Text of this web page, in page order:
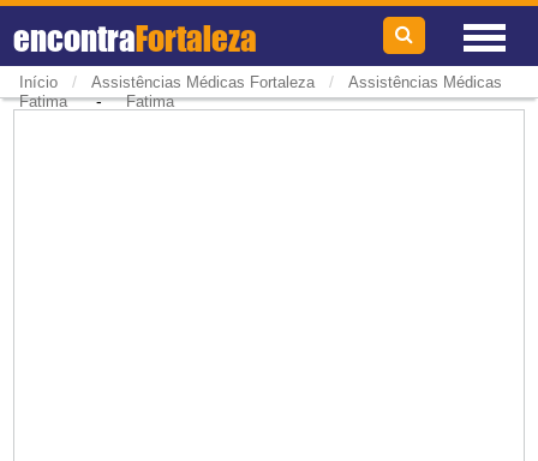
encontraFortaleza
Início / Assistências Médicas Fortaleza / Assistências Médicas
Fatima-Fatima